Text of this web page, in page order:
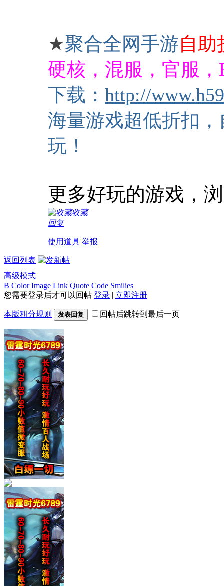
★聚合全网手游自助
硬核，混服，官服
下载： http://www.
海量游戏超低折扣
玩！
更多好玩的游戏，
收藏
回复
使用道具 举报
返回列表
高级模式
B Color Image Link Quote Code Smilies
您需要登录后才可以回帖 登录 | 立即注册
本版积分规则 发表回复 回帖后跳转到最后一页